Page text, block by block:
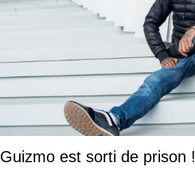
Guizmo est sorti de prison !